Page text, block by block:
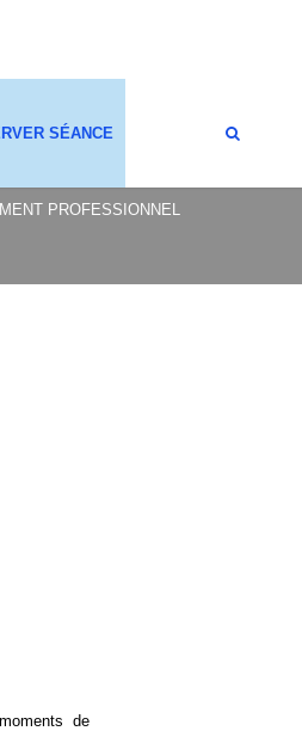
SÉANCE
PROFESSIONNEL
de